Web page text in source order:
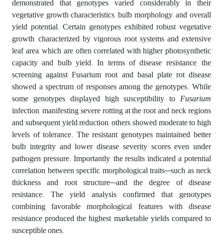
demonstrated that genotypes varied considerably in their
vegetative growth characteristics, bulb morphology, and overall
yield potential. Certain genotypes exhibited robust vegetative
growth, characterized by vigorous root systems and extensive
leaf area, which are often correlated with higher photosynthetic
capacity and bulb yield. In terms of disease resistance, the
screening against Fusarium root and basal plate rot disease
showed a spectrum of responses among the genotypes. While
some genotypes displayed high susceptibility to Fusarium
infection, manifesting severe rotting at the root and neck regions
and subsequent yield reduction, others showed moderate to high
levels of tolerance. The resistant genotypes maintained better
bulb integrity and lower disease severity scores even under
pathogen pressure. Importantly, the results indicated a potential
correlation between specific morphological traits—such as neck
thickness and root structure—and the degree of disease
resistance. The yield analysis confirmed that genotypes
combining favorable morphological features with disease
resistance produced the highest marketable yields compared to
susceptible ones.